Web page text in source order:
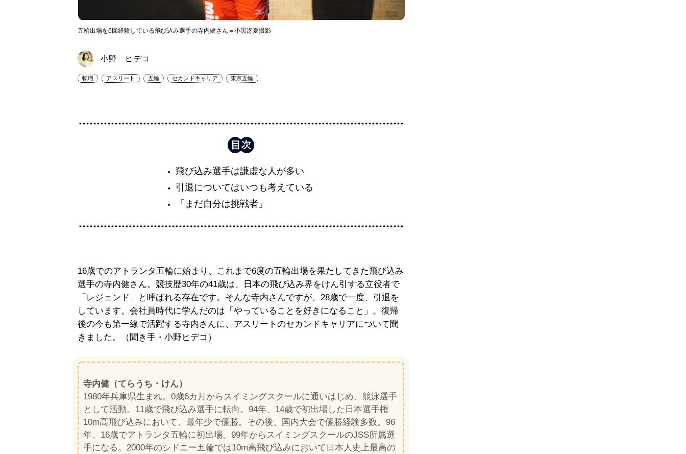
五輪出場を6回経験している飛び込み選手の寺内健さん＝小黒冴夏撮影
小野 ヒデコ
転職 アスリート 五輪 セカンドキャリア 東京五輪
飛び込み選手は謙虚な人が多い
引退についてはいつも考えている
「まだ自分は挑戦者」
16歳でのアトランタ五輪に始まり、これまで6度の五輪出場を果たしてきた飛び込み
選手の寺内健さん。競技歴30年の41歳は、日本の飛び込み界をけん引する立役者で
「レジェンド」と呼ばれる存在です。そんな寺内さんですが、28歳で一度、引退を
しています。会社員時代に学んだのは「やっていることを好きになること」。復帰
後の今も第一線で活躍する寺内さんに、アスリートのセカンドキャリアについて聞
きました。（聞き手・小野ヒデコ）
寺内健（てらうち・けん）
1980年兵庫県生まれ。0歳6カ月からスイミングスクールに通いはじめ、競泳選手
として活動。11歳で飛び込み選手に転向。94年、14歳で初出場した日本選手権
10m高飛び込みにおいて、最年少で優勝。その後、国内大会で優勝経験多数。96
年、16歳でアトランタ五輪に初出場。99年からスイミングスクールのJSS所属選
手になる。2000年のシドニー五輪では10m高飛び込みにおいて日本人史上最高の